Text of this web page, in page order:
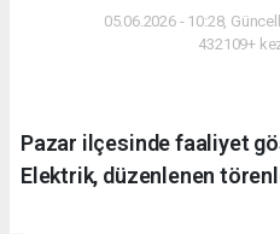
05.06.2026 - 10:28,
432109+
Pazar ilçesinde faaliyet
Elektrik, düzenlenen